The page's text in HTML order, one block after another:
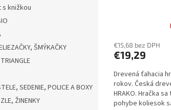
s knižkou
ŠMÝKAČKY
SEDENIE, POLICE A BOXY
ŽINENKY
€15,68 bez DPH
€19,29
Drevená ťahacia
rokov. Česká
HRAKO. Hračka
pohybe koliesok